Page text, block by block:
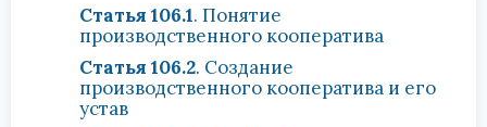
Статья 106.1. Понятие
производственного кооператива
Статья 106.2. Создание
производственного кооператива и его
устав